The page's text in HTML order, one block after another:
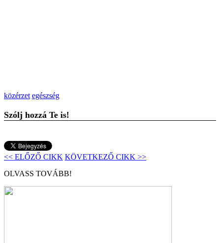
közérzet egészség
Szólj hozzá Te is!
<< ELŐZŐ CIKK KÖVETKEZŐ CIKK >>
OLVASS TOVÁBB!